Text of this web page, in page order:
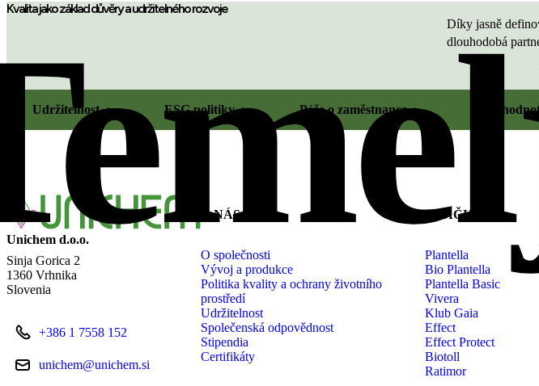
Kvalita jako základ důvěry a udržitelného rozvoje
Díky jasně
dlouhodobá
Udržitelnost ESG politiky Péče o zaměstnance Naše
Unichem d.o.o.
Sinja Gorica 2
1360 Vrhnika
Slovenia
+386 1 7558 152
unichem@unichem.si
O NÁS
O společnosti
Vývoj a produkce
Politika kvality a ochrany životního
prostředí
Udržitelnost
Společenská odpovědnost
Stipendia
Certifikáty
ZNAČKY
Plantella
Bio Plantella
Plantella Basic
Vivera
Klub Gaia
Effect
Effect Protect
Biotoll
Ratimor